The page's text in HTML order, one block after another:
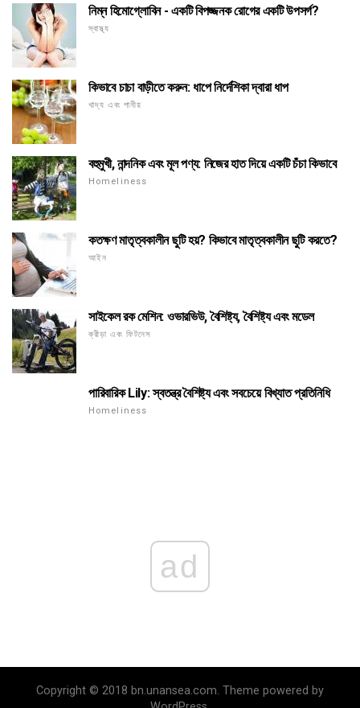
নিম্ন হিমোগ্লোবিন - একটি বিপজ্জনক রোগের একটি উপসর্গ?
স্বাস্থ্য
কিভাবে চাচা বাড়ীতে করুন: ধাপে নির্দেশিকা দ্বারা ধাপ
খাদ্য এবং পানীয়
বহুমুখী, নান্দনিক এবং মূল পণ্য: নিজের হাত দিয়ে একটি চঁচা কিভাবে
Homeliness
কতক্ষণ মাতৃত্বকালীন ছুটি হয়? কিভাবে মাতৃত্বকালীন ছুটি করতে?
আইন
সাইকেল রক মেশিন: ওভারভিউ, বৈশিষ্ট্য, বৈশিষ্ট্য এবং মডেল
ক্রীড়া এবং ফিটনেস
পারিবারিক Lily: স্বতন্ত্র বৈশিষ্ট্য এবং সবচেয়ে বিখ্যাত প্রতিনিধি
Homeliness
ad
Copyright © 2018 bn.unansea.com. Theme powered by